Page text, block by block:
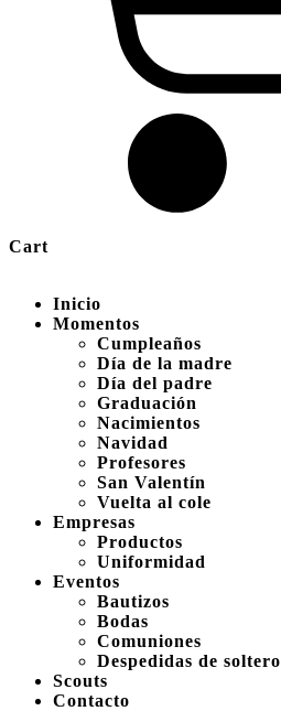
Cart
Inicio
Momentos
Cumpleaños
Día de la madre
Día del padre
Graduación
Nacimientos
Navidad
Profesores
San Valentín
Vuelta al cole
Empresas
Productos
Uniformidad
Eventos
Bautizos
Bodas
Comuniones
Despedidas de soltero
Scouts
Contacto